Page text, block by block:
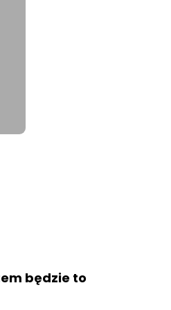
będzie to